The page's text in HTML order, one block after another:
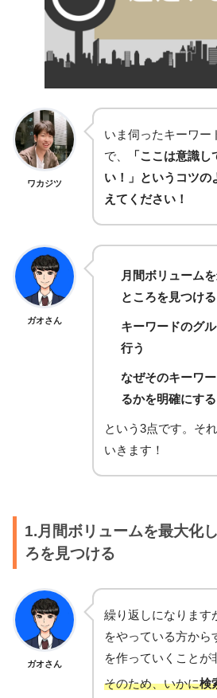
ワカジツ
いま伺ったキーワー
で、
「ここは意識
い！」というコツの
えてください！
ガオさん
月間ボリューム
ところを見つける
キーワードのグ
行う
なぜそのキーワ
るかを明確にする
という3点です。そ
いきます！
1.月間ボリュームを最大化
ろを見つける
ガオさん
繰り返しになります
をやっている方から
を作っていくことが
そのため、いかに検